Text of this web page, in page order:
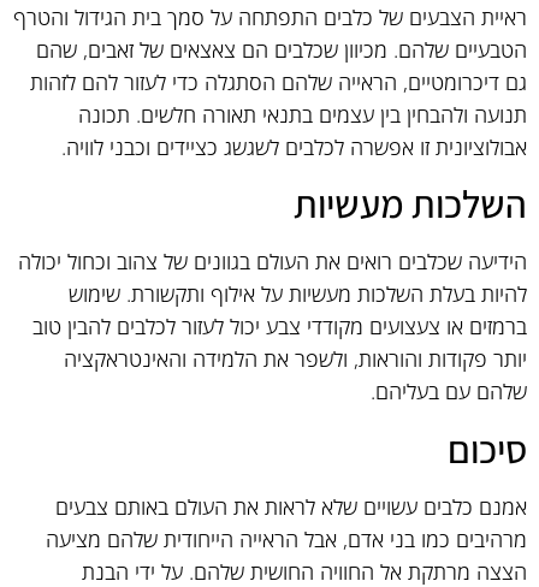
ראיית הצבעים של כלבים התפתחה על סמך בית הגידול והטרף
הטבעיים שלהם. מכיוון שכלבים הם צאצאים של זאבים, שהם
גם דיכרומטיים, הראייה שלהם הסתגלה כדי לעזור להם לזהות
תנועה ולהבחין בין עצמים בתנאי תאורה חלשים. תכונה
אבולוציונית זו אפשרה לכלבים לשגשג כציידים וכבני לוויה.
השלכות מעשיות
הידיעה שכלבים רואים את העולם בגוונים של צהוב וכחול יכולה
להיות בעלת השלכות מעשיות על אילוף ותקשורת. שימוש
ברמזים או צעצועים מקודדי צבע יכול לעזור לכלבים להבין טוב
יותר פקודות והוראות, ולשפר את הלמידה והאינטראקציה
שלהם עם בעליהם.
סיכום
אמנם כלבים עשויים שלא לראות את העולם באותם צבעים
מרהיבים כמו בני אדם, אבל הראייה הייחודית שלהם מציעה
הצצה מרתקת אל החוויה החושית שלהם. על ידי הבנת